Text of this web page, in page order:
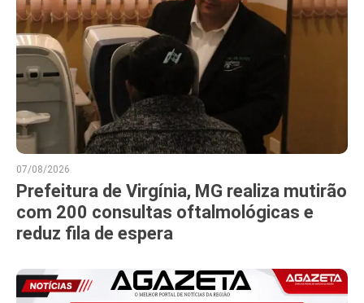
07/08/2026
Prefeitura de Virgínia, MG realiza mutirão
com 200 consultas oftalmológicas e
reduz fila de espera